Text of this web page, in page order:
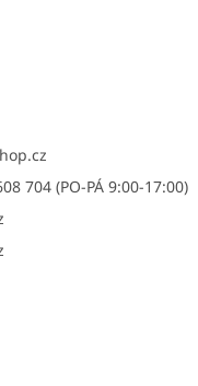
704 (PO-PÁ 9:00-17:00)